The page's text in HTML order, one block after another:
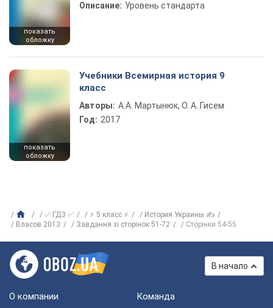
показать
обложку
Описание: Уровень стандарта
показать
обложку
Учебники Всемирная история 9
класс
Авторы: А.А. Мартынюк, О. А. Гисем
Год: 2017
✅ ГДЗ ✅ ⚡ 5 класс ⚡
История Украины ✍
Власов 2013
Завдання зі сторінок 51-72 Сторінки 54-55
В начало
О компании Команда